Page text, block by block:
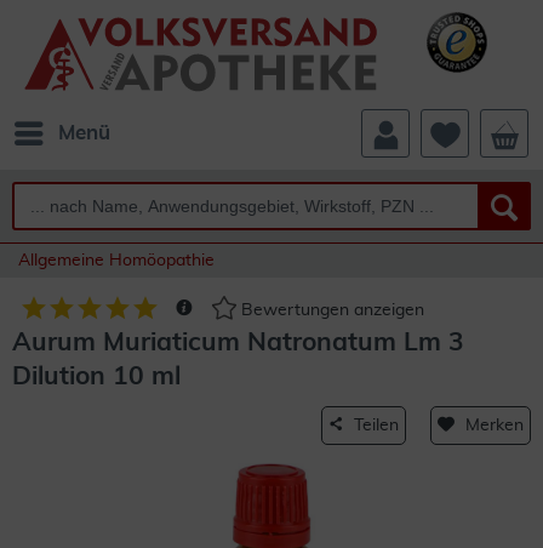
Menü
Allgemeine Homöopathie
Bewertungen anzeigen
Aurum Muriaticum Natronatum Lm 3
Dilution 10 ml
Teilen Merken